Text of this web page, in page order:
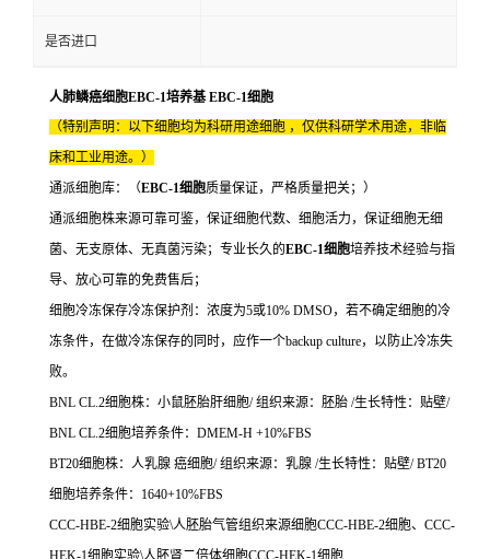
是否进口
人肺鳞癌细胞EBC-1培养基 EBC-1细胞
（特别声明：以下细胞均为科研用途细胞 ，仅供科研学术用途，非临
床和工业用途。）
通派细胞库：（EBC-1细胞质量保证，严格质量把关；）
通派细胞株来源可靠可鉴，保证细胞代数、细胞活力，保证细胞无细
菌、无支原体、无真菌污染；专业长久的EBC-1细胞培养技术经验与指
导、放心可靠的免费售后；
细胞冷冻保存冷冻保护剂：浓度为5或10% DMSO，若不确定细胞的冷
冻条件，在做冷冻保存的同时，应作一个backup culture，以防止冷冻失
败。
BNL CL.2细胞株：小鼠胚胎肝细胞/ 组织来源：胚胎 /生长特性：贴壁/
BNL CL.2细胞培养条件：DMEM-H +10%FBS
BT20细胞株：人乳腺 癌细胞/ 组织来源：乳腺 /生长特性：贴壁/ BT20
细胞培养条件：1640+10%FBS
CCC-HBE-2细胞实验\人胚胎气管组织来源细胞CCC-HBE-2细胞、CCC-
HEK-1细胞实验\人胚肾二倍体细胞CCC-HEK-1细胞